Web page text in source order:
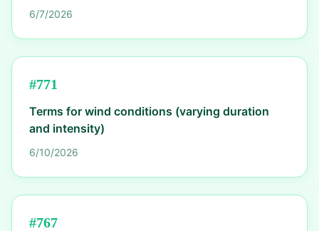
6/7/2026
#771
Terms for wind conditions (varying duration
and intensity)
6/10/2026
#767